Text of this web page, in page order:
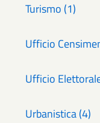
Turismo (1)
Ufficio
Ufficio
Urbanistica (4)